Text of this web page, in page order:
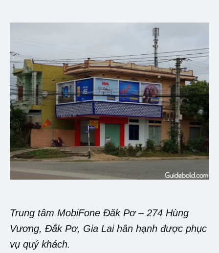
Trung tâm MobiFone Đăk Pơ – 274 Hùng
Vương, Đắk Pơ, Gia Lai hân hạnh được phục
vụ quý khách.